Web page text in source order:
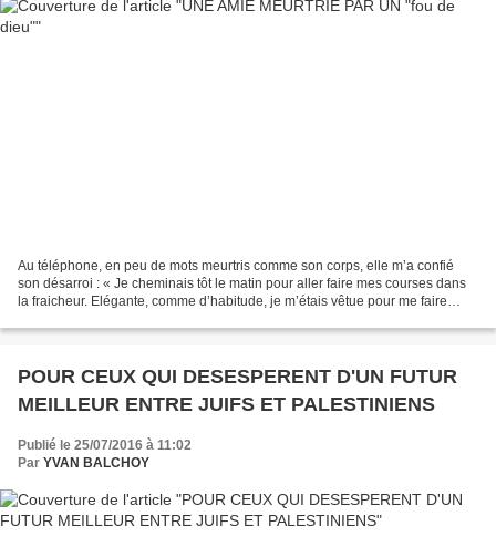
Au téléphone, en peu de mots meurtris comme son corps, elle m’a confié
son désarroi : « Je cheminais tôt le matin pour aller faire mes courses dans
la fraicheur. Elégante, comme d’habitude, je m’étais vêtue pour me faire
POUR CEUX QUI DESESPERENT D'UN FUTUR
MEILLEUR ENTRE JUIFS ET PALESTINIENS
Publié le 25/07/2016 à 11:02
Par YVAN BALCHOY